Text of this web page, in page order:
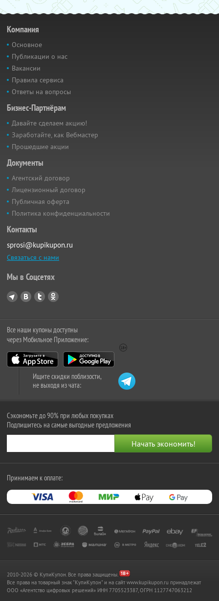
Компания
Основное
Публикации о нас
Вакансии
Правила сервиса
Ответы на вопросы
Бизнес-Партнёрам
Давайте сделаем акцию!
Заработайте, как Вебмастер
Прошедшие акции
Документы
Агентский договор
Лицензионный договор
Публичная оферта
Политика конфиденциальности
Контакты
sprosi@kupikupon.ru
Связаться с нами
Мы в Соцсетях
Все наши купоны доступны
через Мобильное Приложение:
Ищите скидки поблизости,
не выходя из чата:
Сэкономьте до 90% при любых покупках
Подпишитесь на самые выгодные предложения
Принимаем к оплате:
2010-2026 © КупиКупон. Все права защищены.
Все права на товарный знак "КупиКупон" и на сайт www.kupikupon.ru принадлежат
OOO «Агентство цифровых решений» ИНН 7705523387, ОГРН 1127747063212